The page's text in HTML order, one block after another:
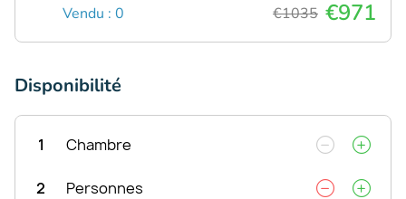
Vendu : 0 €1035 €971
Disponibilité
1 Chambre
2 Personnes